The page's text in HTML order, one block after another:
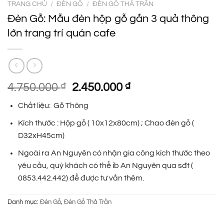
TRANG CHỦ / ĐÈN GỖ / ĐÈN GỖ THẢ TRẦN
Đèn Gỗ: Mẫu đèn hộp gỗ gắn 3 quả thông
lớn trang trí quán cafe
4.750.000₫
Giá
là:
4.750.000 ₫.
2.450.000₫Giá
là:
Chất liệu: Gỗ Thông
Kích thước : Hộp gỗ ( 10x12x80cm) ; Chao đèn gỗ (
D32xH45cm)
Ngoài ra An Nguyên có nhận gia công kích thước theo
yêu cầu, quý khách có thể ib An Nguyên qua sđt (
0853.442.442) để được tư vấn thêm.
Danh mục: Đèn Gỗ, Đèn Gỗ Thả Trần